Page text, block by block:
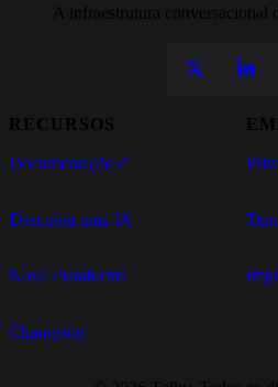
A infraestrutura conversacional
RECURSOS
Documentação↗
Descubra uma IA
Nova Plataforma
Changelog